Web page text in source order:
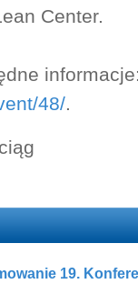
Center.
48/.
19.